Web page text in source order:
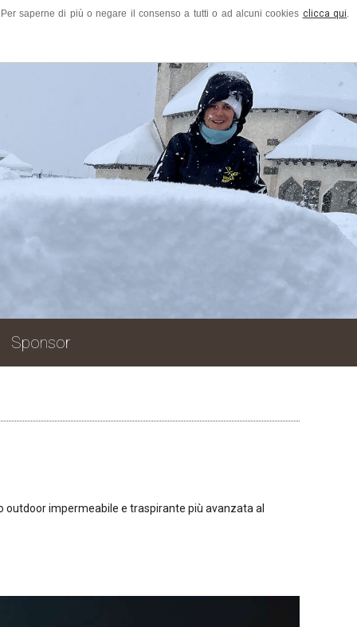
outdoor impermeabile e traspirante più avanzata al
a tutti quanti hanno
Sponsor
saperne di più o negare il consenso a tutti o ad alcuni cookies clicca qui.